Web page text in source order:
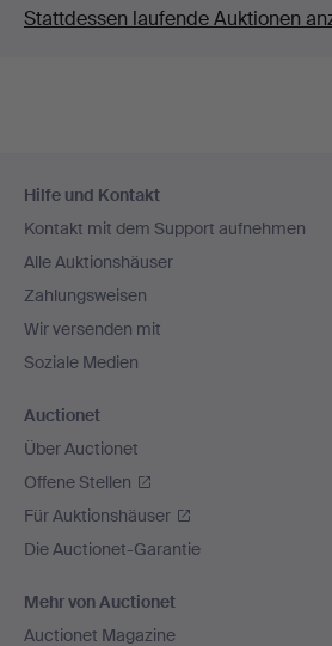
Stattdessen laufende Auktionen
Navigation
Hilfe und Kontakt
Kontakt mit dem Support aufnehmen
Alle Auktionshäuser
Zahlungsweisen
Wir versenden mit
Soziale Medien
Auctionet
Über Auctionet
Offene Stellen
Für Auktionshäuser
Die Auctionet-Garantie
Mehr von Auctionet
Auctionet Magazine